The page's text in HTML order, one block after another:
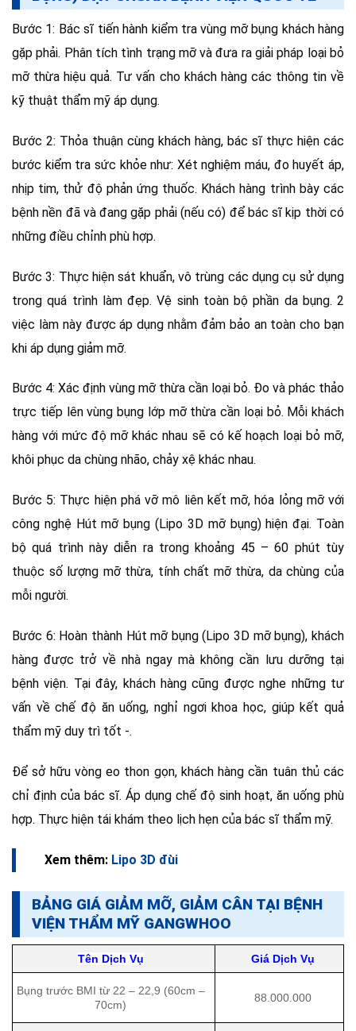
Bước 1: Bác sĩ tiến hành kiểm tra vùng mỡ bụng khách hàng
gặp phải. Phân tích tình trạng mỡ và đưa ra giải pháp loại bỏ
mỡ thừa hiệu quả. Tư vấn cho khách hàng các thông tin về
kỹ thuật thẩm mỹ áp dụng.
Bước 2: Thỏa thuận cùng khách hàng, bác sĩ thực hiện các
bước kiểm tra sức khỏe như: Xét nghiệm máu, đo huyết áp,
nhịp tim, thử độ phản ứng thuốc. Khách hàng trình bày các
bệnh nền đã và đang gặp phải (nếu có) để bác sĩ kịp thời có
những điều chỉnh phù hợp.
Bước 3: Thực hiện sát khuẩn, vô trùng các dụng cụ sử dụng
trong quá trình làm đẹp. Vệ sinh toàn bộ phần da bụng. 2
việc làm này được áp dụng nhằm đảm bảo an toàn cho bạn
khi áp dụng giảm mỡ.
Bước 4: Xác định vùng mỡ thừa cần loại bỏ. Đo và phác thảo
trực tiếp lên vùng bụng lớp mỡ thừa cần loại bỏ. Mỗi khách
hàng với mức độ mỡ khác nhau sẽ có kế hoạch loại bỏ mỡ,
khôi phục da chùng nhão, chảy xệ khác nhau.
Bước 5: Thực hiện phá vỡ mô liên kết mỡ, hóa lỏng mỡ với
công nghệ Hút mỡ bụng (Lipo 3D mỡ bụng) hiện đại. Toàn
bộ quá trình này diễn ra trong khoảng 45 – 60 phút tùy
thuộc số lượng mỡ thừa, tính chất mỡ thừa, da chùng của
mỗi người.
Bước 6: Hoàn thành Hút mỡ bụng (Lipo 3D mỡ bụng), khách
hàng được trở về nhà ngay mà không cần lưu dưỡng tại
bệnh viện. Tại đây, khách hàng cũng được nghe những tư
vấn về chế độ ăn uống, nghỉ ngơi khoa học, giúp kết quả
thẩm mỹ duy trì tốt -.
Để sở hữu vòng eo thon gọn, khách hàng cần tuân thủ các
chỉ định của bác sĩ. Áp dụng chế độ sinh hoạt, ăn uống phù
hợp. Thực hiện tái khám theo lịch hẹn của bác sĩ thẩm mỹ.
Xem thêm: Lipo 3D đùi
BẢNG GIÁ GIẢM MỠ, GIẢM CÂN TẠI BỆNH
VIỆN THẨM MỸ GANGWHOO
Tên Dịch Vụ Giá Dịch Vụ
Bụng trước BMI từ 22 – 22,9 (60cm –
70cm)
88.000.000